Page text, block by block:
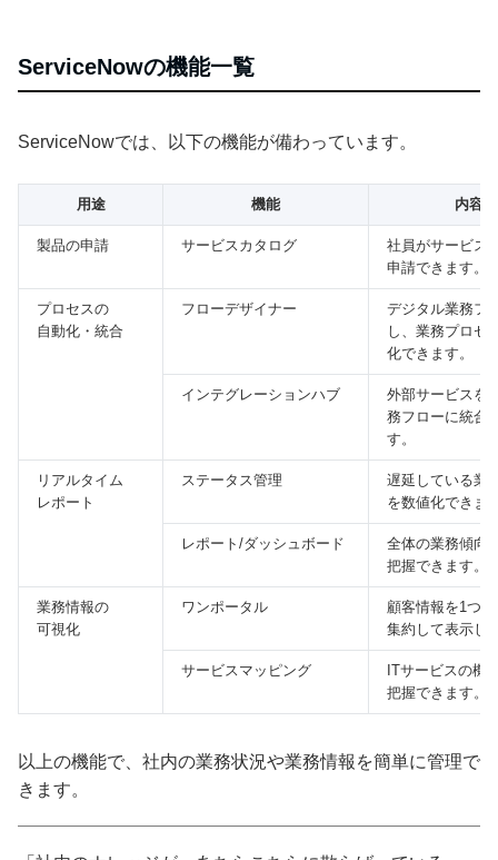
ServiceNowの機能一覧
ServiceNowでは、以下の機能が備わっています。
用途 機能 内容
製品の申請 サービスカタログ
社員がサービス
申請できます。
プロセスの
自動化・統合
フローデザイナー
デジタル業務フ
し、業務プロセ
化できます。
インテグレーションハブ
外部サービスを
務フローに統合
す。
リアルタイム
レポート
ステータス管理
遅延している業
を数値化できま
レポート/ダッシュボード
全体の業務傾向
把握できます。
業務情報の
可視化
ワンポータル
顧客情報を1つ
集約して表示し
サービスマッピング
ITサービスの機
把握できます。
以上の機能で、社内の業務状況や業務情報を簡単に管理で
きます。